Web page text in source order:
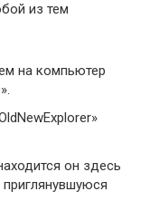
из тем
на компьютер
он здесь